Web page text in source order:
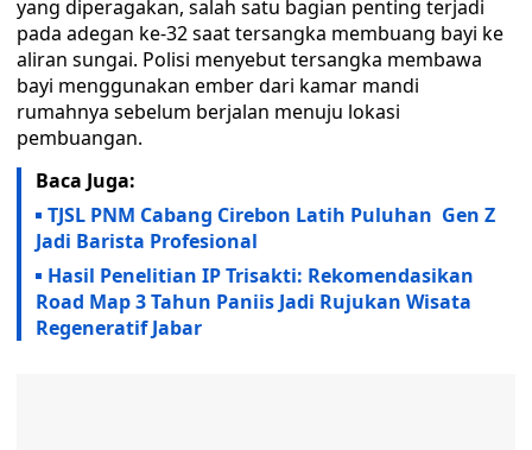
yang diperagakan, salah satu bagian penting terjadi
pada adegan ke-32 saat tersangka membuang bayi ke
aliran sungai. Polisi menyebut tersangka membawa
bayi menggunakan ember dari kamar mandi
rumahnya sebelum berjalan menuju lokasi
pembuangan.
Baca Juga:
TJSL PNM Cabang Cirebon Latih Puluhan Gen Z
Jadi Barista Profesional
Hasil Penelitian IP Trisakti: Rekomendasikan
Road Map 3 Tahun Paniis Jadi Rujukan Wisata
Regeneratif Jabar